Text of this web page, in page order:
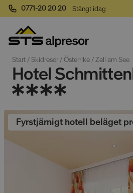
0771-20 20 20 Stängt idag
Start / Skidresor / Österrike / Zell am See
Hotel
Fyrstjärnigt hotell beläget